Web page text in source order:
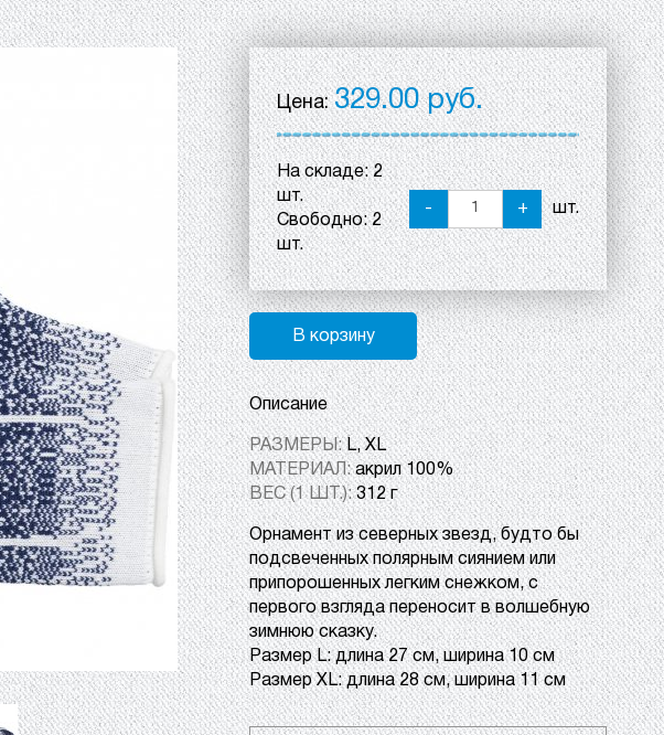
Цена:329.00 руб.
На складе:2
шт.
Свободно:2
шт.
- + шт.
В корзину
Описание
РАЗМЕРЫ:L, XL
МАТЕРИАЛ:акрил 100%
ВЕС (1 ШТ.):312 г
Орнамент из северных звезд, будто бы
подсвеченных полярным сиянием или
припорошенных легким снежком, с
первого взгляда переносит в волшебную
зимнюю сказку.
Pазмер L: длина 27 см, ширина 10 см
Pазмер XL: длина 28 см, ширина 11 см